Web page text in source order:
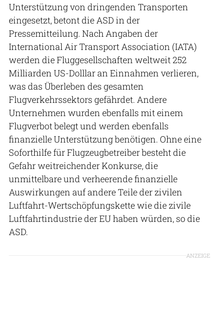
Unterstützung von dringenden Transporten
eingesetzt, betont die ASD in der
Pressemitteilung. Nach Angaben der
International Air Transport Association (IATA)
werden die Fluggesellschaften weltweit 252
Milliarden US-Dolllar an Einnahmen verlieren,
was das Überleben des gesamten
Flugverkehrssektors gefährdet. Andere
Unternehmen wurden ebenfalls mit einem
Flugverbot belegt und werden ebenfalls
finanzielle Unterstützung benötigen. Ohne eine
Soforthilfe für Flugzeugbetreiber besteht die
Gefahr weitreichender Konkurse, die
unmittelbare und verheerende finanzielle
Auswirkungen auf andere Teile der zivilen
Luftfahrt-Wertschöpfungskette wie die zivile
Luftfahrtindustrie der EU haben würden, so die
ASD.
ANZEIGE